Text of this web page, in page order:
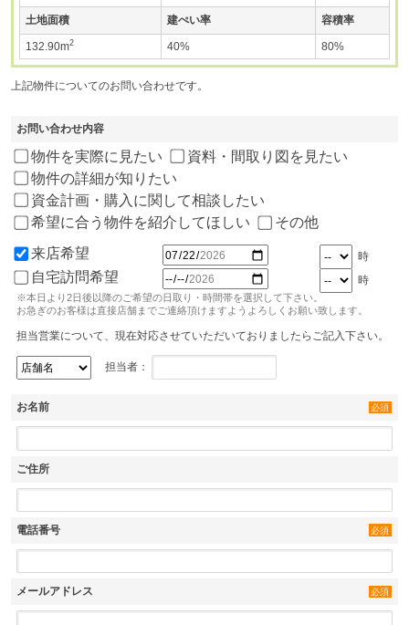
土地面積 建ぺい率 容積率
132.90m2 40% 80%
上記物件についてのお問い合わせです。
お問い合わせ内容
物件を実際に見たい
資料・間取り図を見たい
物件の詳細が知りたい
資金計画・購入に関して相談したい
希望に合う物件を紹介してほしい
その他
来店希望 時
自宅訪問希望 時
※本日より2日後以降のご希望の日取り・時間帯を選択して下さい。
お急ぎのお客様は直接店舗までご連絡頂けますようよろしくお願い致します。
担当営業について、現在対応させていただいておりましたらご記入下さい。
担当者：
お名前 必須
ご住所
電話番号 必須
メールアドレス 必須